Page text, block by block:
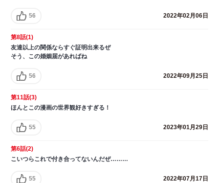
56 2022年02月06日
第8話(1)
友達以上の関係ならすぐ証明出来るぜ
そう、この婚姻届があればね
56 2022年09月25日
第11話(3)
ほんとこの漫画の世界観好きすぎる！
55 2023年01月29日
第6話(2)
こいつらこれで付き合ってないんだぜ………
55 2022年07月17日